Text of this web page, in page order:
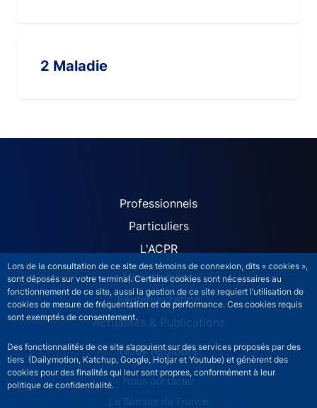
Lors de la consultation de ce site des témoins de connexion, dits « cookies »,
sont déposés sur votre terminal. Certains cookies sont nécessaires au
fonctionnement de ce site, aussi la gestion de ce site requiert l’utilisation de
cookies de mesure de fréquentation et de performance. Ces cookies requis
sont exemptés de consentement.
Des fonctionnalités de ce site s’appuient sur des services proposés par des
tiers (Dailymotion, Katchup, Google, Hotjar et Youtube) et génèrent des
cookies pour des finalités qui leur sont propres, conformément à leur
politique de confidentialité.
2 Maladie
ACPR site navigation
Professionnels
Particuliers
L'ACPR
Nos missions
Réglementation
Actualités & Publications
Nous rejoindre
ACPR footer secondary menu (French)
Nous contacter
La Banque de France